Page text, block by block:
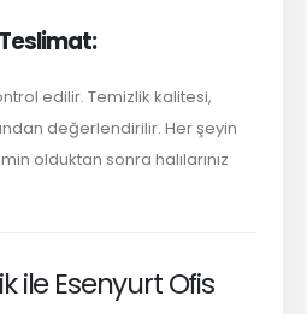
edilir. Temizlik kalitesi,
değerlendirilir. Her şeyin
olduktan sonra halılarınız
ile Esenyurt Ofis